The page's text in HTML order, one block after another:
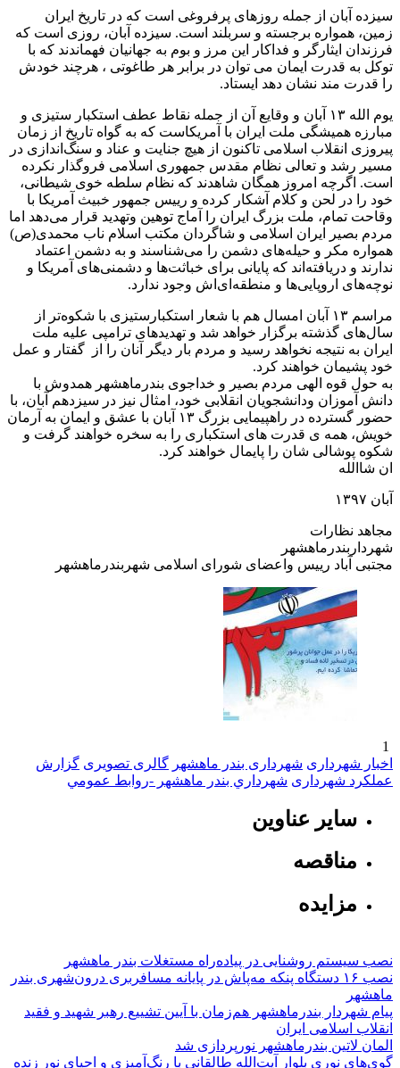
سیزده آبان از جمله روزهای پرفروغی است که در تاریخ ایران
زمین، همواره برجسته و سربلند است. سیزده آبان، روزی است که
فرزندان ایثارگر و فداکار این مرز و بوم به جهانیان فهماندند که با
توکل به قدرت ایمان می توان در برابر هر طاغوتی ، هرچند خودش
را قدرت مند نشان دهد ایستاد.
یوم الله ۱۳ آبان و وقایع آن از جمله نقاط عطف استکبار ستیزی و
مبارزه همیشگی ملت ایران با آمریکاست که به گواه تاریخ از زمان
پیروزی انقلاب اسلامی تاکنون از هیچ جنایت و عناد و سنگ‌اندازی در
مسیر رشد و تعالی نظام مقدس جمهوری اسلامی فروگذار نکرده
است. اگرچه امروز همگان شاهدند که نظام سلطه خوی شیطانی،
خود را در لحن و کلام آشکار کرده و رییس جمهور خبیث آمریکا با
وقاحت تمام، ملت بزرگ ایران را آماج توهین وتهدید قرار می‌دهد اما
مردم بصیر ایران اسلامی و شاگردان مکتب اسلام ناب محمدی(ص)
همواره مکر و حیله‌های دشمن را می‌شناسند و به دشمن اعتماد
ندارند و دریافته‌اند که پایانی برای خباثت‌ها و دشمنی‌های آمریکا و
نوچه‌های اروپایی‌ها و منطقه‌ای‌اش وجود ندارد.
مراسم ۱۳ آبان امسال هم با شعار استکبارستیزی با شکوه‌تر از
سال‌های گذشته برگزار خواهد شد و تهدیدهای ترامپی علیه ملت
ایران به نتیجه نخواهد رسید و مردم بار دیگر آنان را از گفتار و عمل
خود پشیمان خواهند کرد.
به حول قوه الهی مردم بصیر و خداجوی بندرماهشهر همدوش با
دانش آموزان ودانشجویان انقلابی خود، امثال نیز در سیزدهم آبان، با
حضور گسترده در راهپیمایی بزرگ ۱۳ آبان با عشق و ایمان به آرمان
خویش، همه ی قدرت های استکباری را به سخره خواهند گرفت و
شکوه پوشالی شان را پایمال خواهند کرد.
ان شاالله
آبان ۱۳۹۷
مجاهد نظارات
شهرداربندرماهشهر
مجتبی آباد رییس واعضای شورای اسلامی شهربندرماهشهر
اخبار شهرداری شهرداری بندر ماهشهر گالری تصویری گزارش
عملکرد شهرداری شهرداري بندر ماهشهر -روابط عمومي
سایر عناوین
مناقصه
مزایده
نصب سیستم روشنایی در پیاده‌راه مستغلات بندر ماهشهر
نصب ۱۶ دستگاه پنکه مه‌پاش در پایانه مسافربری درون‌شهری بندر
ماهشهر
پیام شهردار بندرماهشهر هم‌زمان با آیین تشییع رهبر شهید و فقید
انقلاب اسلامی ایران
المان لاتین بندرماهشهر نورپردازی شد
گوی‌های نوری بلوار آیت‌الله طالقانی با رنگ‌آمیزی و احیای نور زنده